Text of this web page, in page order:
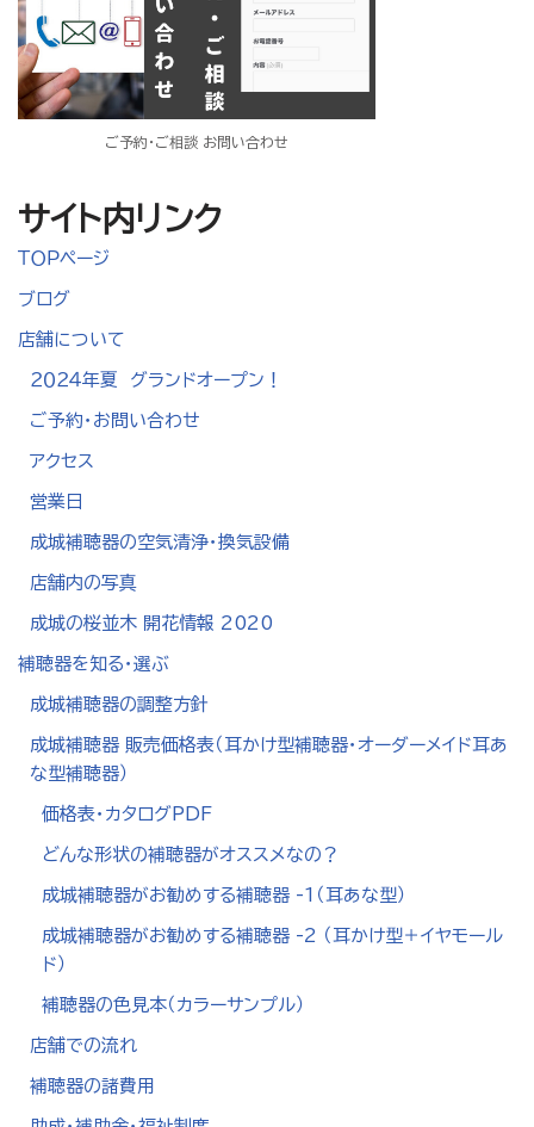
ご予約・ご相談 お問い合わせ
サイト内リンク
ＴＯＰページ
ブログ
店舗について
２０２４年夏 グランドオープン！
ご予約・お問い合わせ
アクセス
営業日
成城補聴器の空気清浄・換気設備
店舗内の写真
成城の桜並木 開花情報 2020
補聴器を知る・選ぶ
成城補聴器の調整方針
成城補聴器 販売価格表（耳かけ型補聴器・オーダーメイド耳あ
な型補聴器）
価格表・カタログPDF
どんな形状の補聴器がオススメなの？
成城補聴器がお勧めする補聴器 -1（耳あな型）
成城補聴器がお勧めする補聴器 -2 （耳かけ型＋イヤモール
ド）
補聴器の色見本（カラーサンプル）
店舗での流れ
補聴器の諸費用